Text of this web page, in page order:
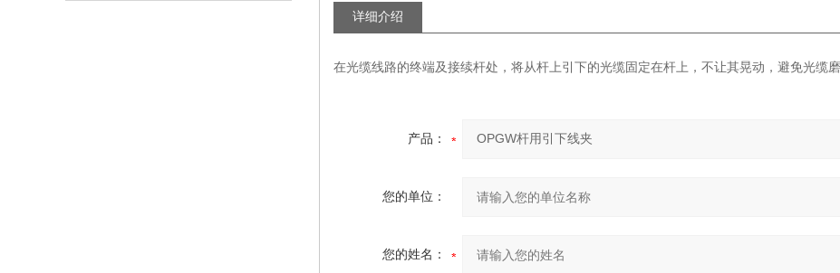
详细介绍
在光缆线路的终端及接续杆处，将从杆上引下的光缆固定在杆上，不让其晃动，避免光缆
产品：
您的单位：
您的姓名：